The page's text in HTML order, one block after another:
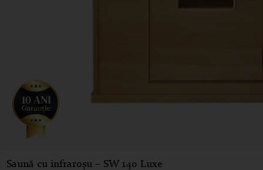
Saună cu infraroșu – SW 140 Luxe